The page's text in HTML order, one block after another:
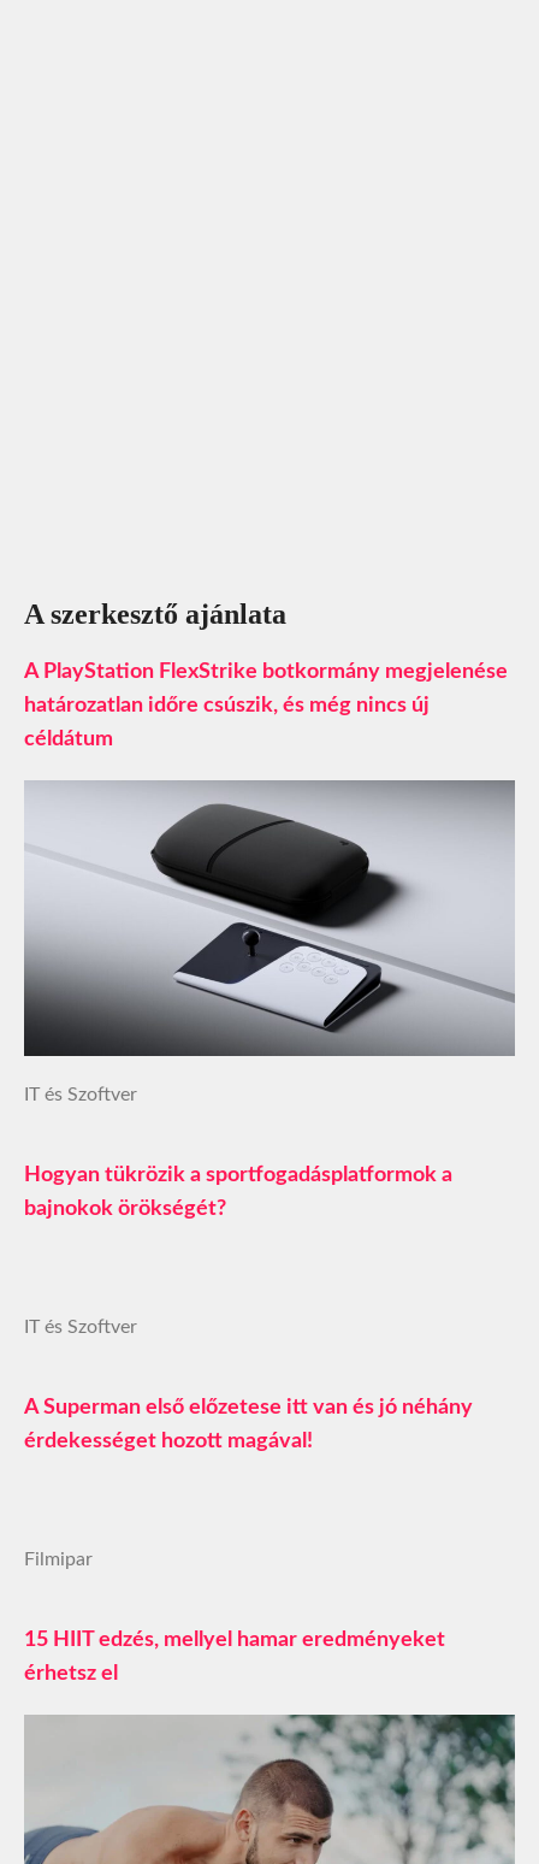
A szerkesztő ajánlata
A PlayStation FlexStrike botkormány megjelenése
határozatlan időre csúszik, és még nincs új
céldátum
IT és Szoftver
Hogyan tükrözik a sportfogadásplatformok a
bajnokok örökségét?
IT és Szoftver
A Superman első előzetese itt van és jó néhány
érdekességet hozott magával!
Filmipar
15 HIIT edzés, mellyel hamar eredményeket
érhetsz el